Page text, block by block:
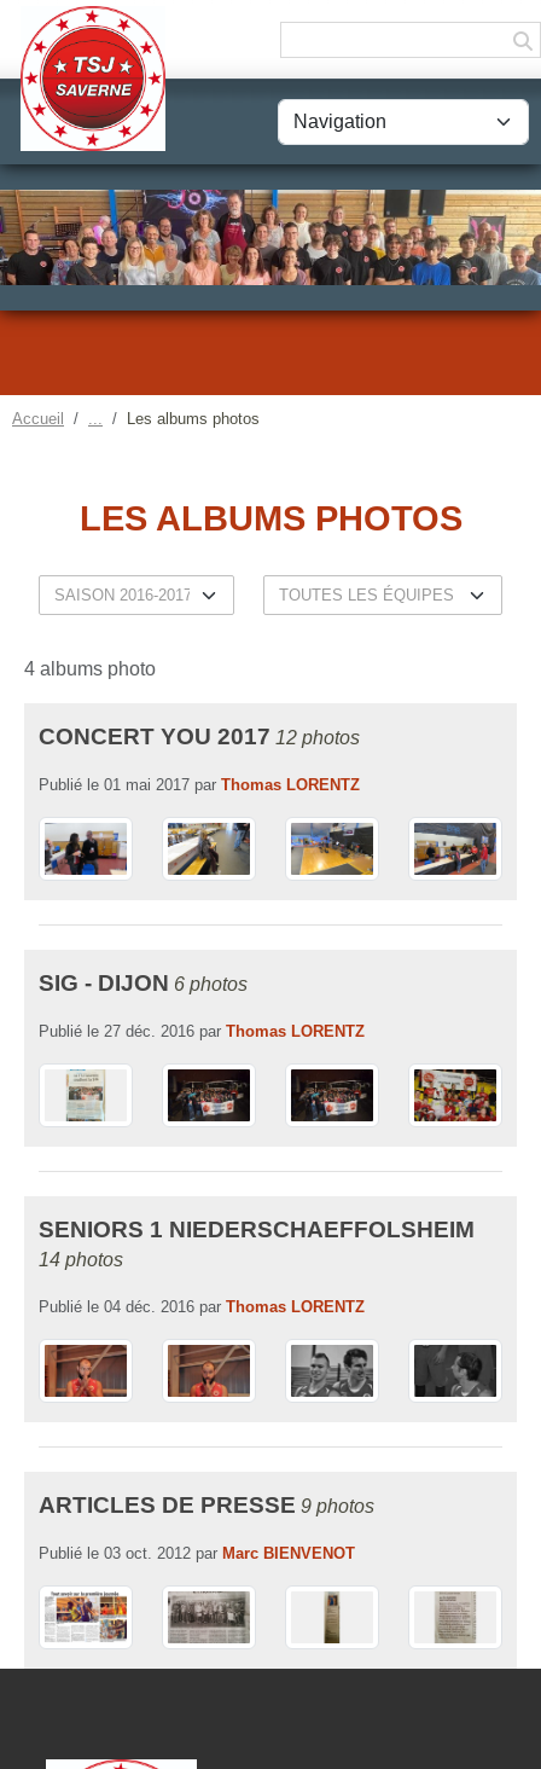
Accueil Les albums photos
LES ALBUMS PHOTOS
4 albums photo
CONCERT YOU 2017 12 photos
Publié le 01 mai 2017 par Thomas LORENTZ
SIG - DIJON 6 photos
Publié le 27 déc. 2016 par Thomas LORENTZ
SENIORS 1 NIEDERSCHAEFFOLSHEIM
14 photos
Publié le 04 déc. 2016 par Thomas LORENTZ
ARTICLES DE PRESSE 9 photos
Publié le 03 oct. 2012 par Marc BIENVENOT
Panneau de gestion des cookies